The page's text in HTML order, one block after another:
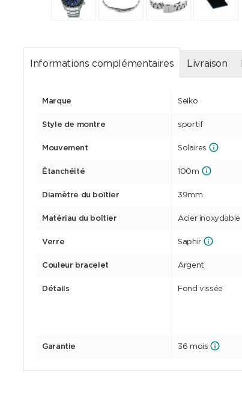
Informations complémentaires Livraison
Marque Seiko
Style de montre sportif
Mouvement Solaires
Étanchéité 100m
Diamètre du boîtier 39mm
Matériau du boîtier Acier inoxydable
Verre Saphir
Couleur bracelet Argent
Détails Fond vissée
Garantie 36 mois